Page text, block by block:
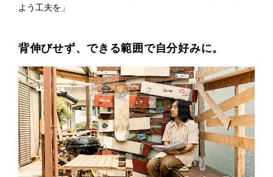
よう工夫を」
背伸びせず、できる範囲で自分好みに。